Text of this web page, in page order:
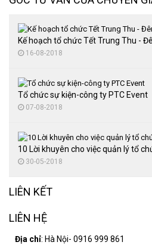
Thuê màn hình LED
Kế hoạch tổ chức Tết Trung Thu -
16-08-2018
Tổ chức sự kiện-công ty PTC Event
07-08-2018
10 Lời khuyên cho việc quản lý tổ
30-05-2018
LIÊN KẾT
LIÊN HỆ
Địa chỉ: Hà Nội- 0916 999 861